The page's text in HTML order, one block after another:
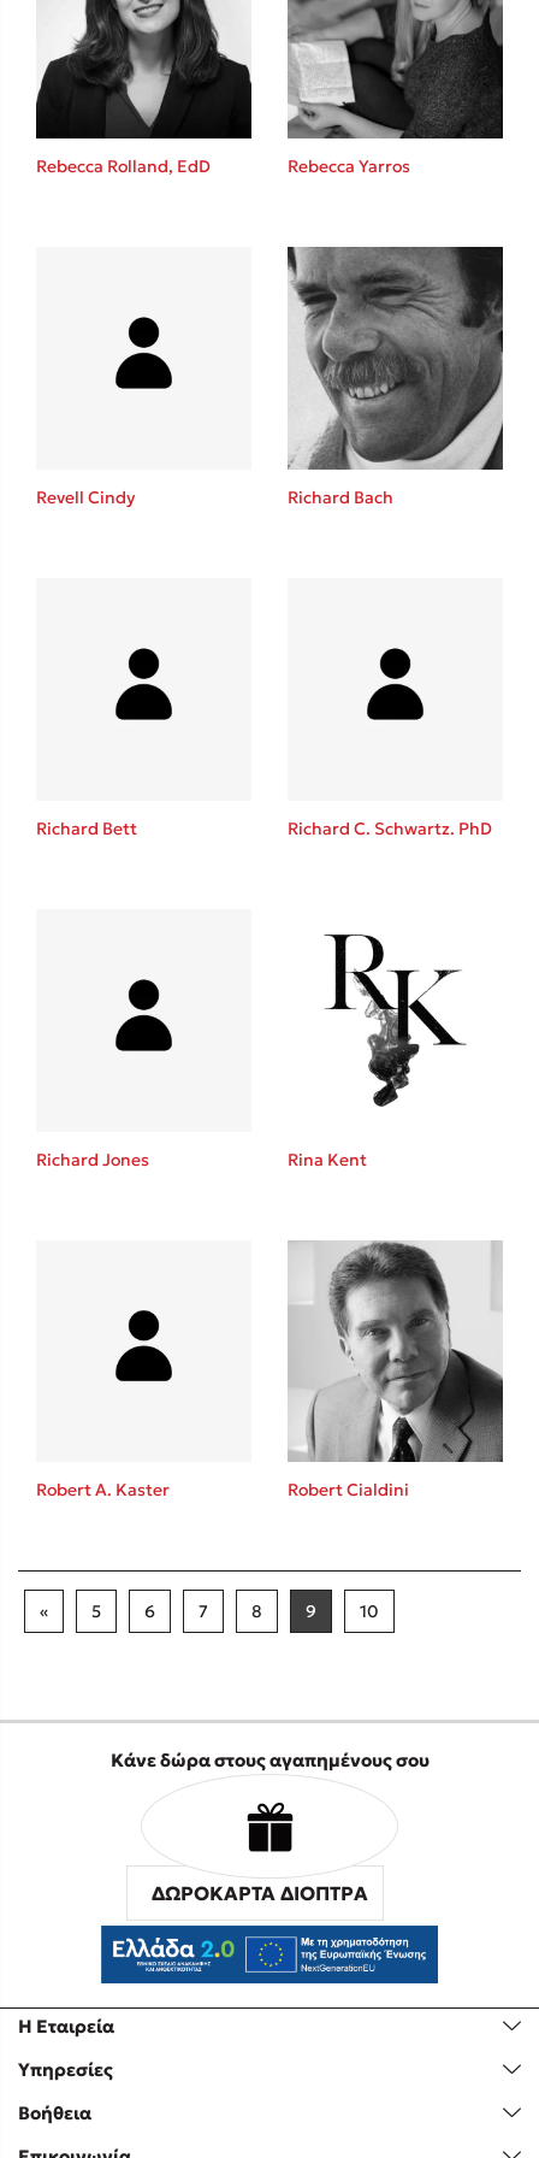
Rebecca Rolland, EdD Rebecca Yarros
Revell Cindy Richard Bach
Richard Bett Richard C. Schwartz. PhD
Richard Jones Rina Kent
Robert A. Kaster Robert Cialdini
« 5 6 7 8 9 10
Η Εταιρεία
Υπηρεσίες
Βοήθεια
Κάνε δώρα στους αγαπημένους σου
ΔΩΡΟΚΑΡΤΑ ΔΙΟΠΤΡΑ